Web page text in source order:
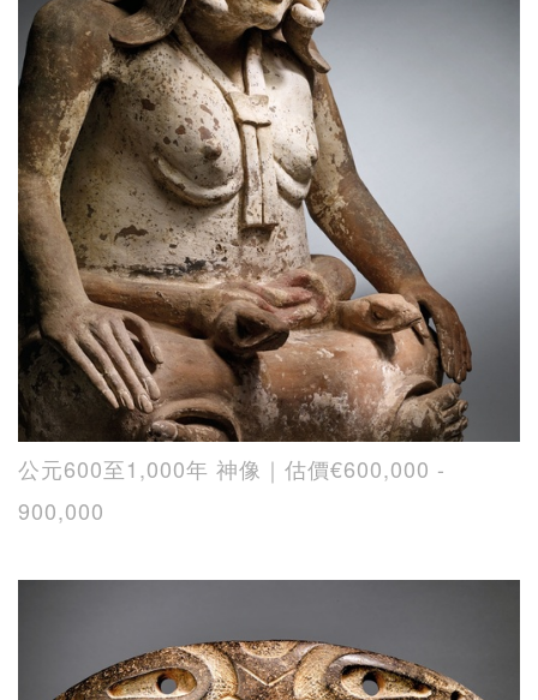
公元600至1,000年 神像｜估價€600,000 -
900,000